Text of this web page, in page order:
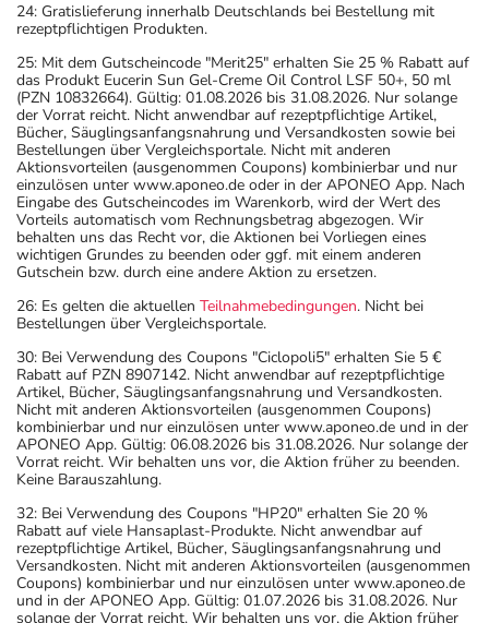
24: Gratislieferung innerhalb Deutschlands bei Bestellung mit
rezeptpflichtigen Produkten.
25: Mit dem Gutscheincode "Merit25" erhalten Sie 25 % Rabatt auf
das Produkt Eucerin Sun Gel-Creme Oil Control LSF 50+, 50 ml
(PZN 10832664). Gültig: 01.08.2026 bis 31.08.2026. Nur solange
der Vorrat reicht. Nicht anwendbar auf rezeptpflichtige Artikel,
Bücher, Säuglingsanfangsnahrung und Versandkosten sowie bei
Bestellungen über Vergleichsportale. Nicht mit anderen
Aktionsvorteilen (ausgenommen Coupons) kombinierbar und nur
einzulösen unter www.aponeo.de oder in der APONEO App. Nach
Eingabe des Gutscheincodes im Warenkorb, wird der Wert des
Vorteils automatisch vom Rechnungsbetrag abgezogen. Wir
behalten uns das Recht vor, die Aktionen bei Vorliegen eines
wichtigen Grundes zu beenden oder ggf. mit einem anderen
Gutschein bzw. durch eine andere Aktion zu ersetzen.
26: Es gelten die aktuellen Teilnahmebedingungen. Nicht bei
Bestellungen über Vergleichsportale.
30: Bei Verwendung des Coupons "Ciclopoli5" erhalten Sie 5 €
Rabatt auf PZN 8907142. Nicht anwendbar auf rezeptpflichtige
Artikel, Bücher, Säuglingsanfangsnahrung und Versandkosten.
Nicht mit anderen Aktionsvorteilen (ausgenommen Coupons)
kombinierbar und nur einzulösen unter www.aponeo.de und in der
APONEO App. Gültig: 06.08.2026 bis 31.08.2026. Nur solange der
Vorrat reicht. Wir behalten uns vor, die Aktion früher zu beenden.
Keine Barauszahlung.
32: Bei Verwendung des Coupons "HP20" erhalten Sie 20 %
Rabatt auf viele Hansaplast-Produkte. Nicht anwendbar auf
rezeptpflichtige Artikel, Bücher, Säuglingsanfangsnahrung und
Versandkosten. Nicht mit anderen Aktionsvorteilen (ausgenommen
Coupons) kombinierbar und nur einzulösen unter www.aponeo.de
und in der APONEO App. Gültig: 01.07.2026 bis 31.08.2026. Nur
solange der Vorrat reicht. Wir behalten uns vor, die Aktion früher